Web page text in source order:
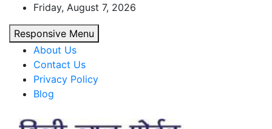
content
Friday, August 7, 2026
Responsive Menu
About Us
Contact Us
Privacy Policy
Blog